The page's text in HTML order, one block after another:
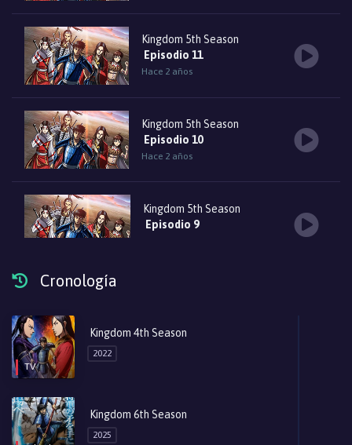
Kingdom 5th Season
Episodio 11
Hace 2 años
Kingdom 5th Season
Episodio 10
Hace 2 años
Kingdom 5th Season
Episodio 9
Hace 2 años
Hace 2 años
Cronología
TV
Kingdom 4th Season
2022
Kingdom 6th Season
2025